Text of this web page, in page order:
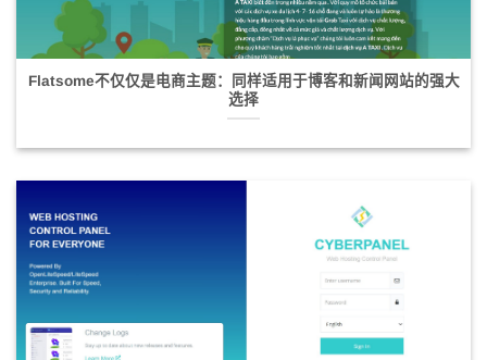
Flatsome不仅仅是电商主题：同样适用于博客和新闻网站的强大
选择